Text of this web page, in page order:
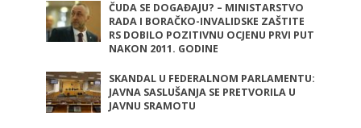
ČUDA SE DOGAĐAJU? – MINISTARSTVO
RADA I BORAČKO-INVALIDSKE ZAŠTITE
RS DOBILO POZITIVNU OCJENU PRVI PUT
NAKON 2011. GODINE
SKANDAL U FEDERALNOM PARLAMENTU:
JAVNA SASLUŠANJA SE PRETVORILA U
JAVNU SRAMOTU